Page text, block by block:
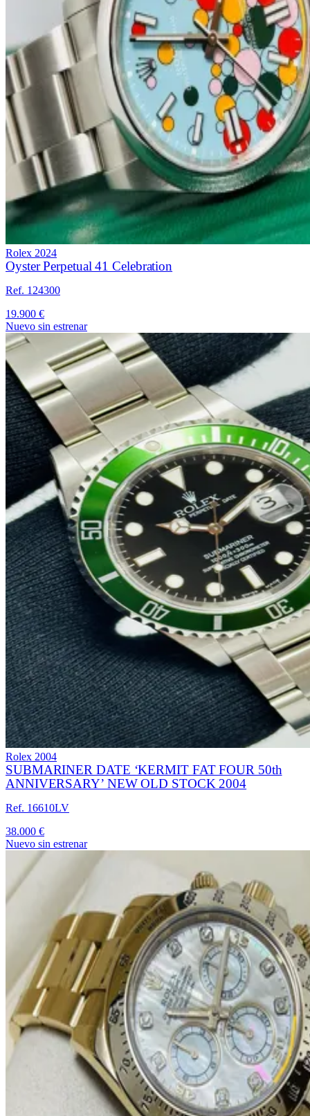
Rolex 2024
Oyster Perpetual 41 Celebration
Ref. 124300
19.900 €
Nuevo sin estrenar
Rolex 2004
SUBMARINER DATE ‘KERMIT FAT FOUR 50th
ANNIVERSARY’ NEW OLD STOCK 2004
Ref. 16610LV
38.000 €
Nuevo sin estrenar